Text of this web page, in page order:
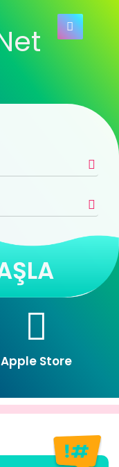
Apple Store